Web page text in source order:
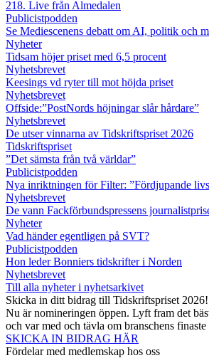
218. Live från Almedalen
Publicistpodden
Se Mediescenens debatt om AI, politik och
Nyheter
Tidsam höjer priset med 6,5 procent
Nyhetsbrevet
Keesings vd ryter till mot höjda priset
Nyhetsbrevet
Offside:”PostNords höjningar slår hårdare”
Nyhetsbrevet
De utser vinnarna av Tidskriftspriset 2026
Tidskriftspriset
”Det sämsta från två världar”
Publicistpodden
Nya inriktningen för Filter: ”Fördjupande
Nyhetsbrevet
De vann Fackförbundspressens
Nyheter
Vad händer egentligen på SVT?
Publicistpodden
Hon leder Bonniers tidskrifter i Norden
Nyhetsbrevet
Till alla nyheter i nyhetsarkivet
Skicka in ditt bidrag till Tidskriftspriset 2026!
Nu är nomineringen öppen. Lyft fram det
och var med och tävla om branschens finaste
SKICKA IN BIDRAG HÄR
Fördelar med medlemskap hos oss